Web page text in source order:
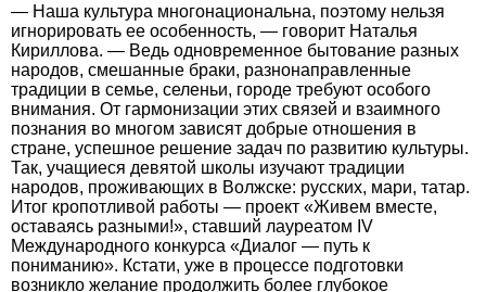
— Наша культура многонациональна, поэтому нельзя
игнорировать ее особенность, — говорит Наталья
Кириллова. — Ведь одновременное бытование разных
народов, смешанные браки, разнонаправленные
традиции в семье, селеньи, городе требуют особого
внимания. От гармонизации этих связей и взаимного
познания во многом зависят добрые отношения в
стране, успешное решение задач по развитию культуры.
Так, учащиеся девятой школы изучают традиции
народов, проживающих в Волжске: русских, мари, татар.
Итог кропотливой работы — проект «Живем вместе,
оставаясь разными!», ставший лауреатом IV
Международного конкурса «Диалог — путь к
пониманию». Кстати, уже в процессе подготовки
возникло желание продолжить более глубокое